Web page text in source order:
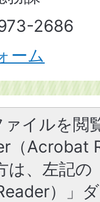
2686
ーム
ァイルを閲
（Acrobat
は、左記の
）」